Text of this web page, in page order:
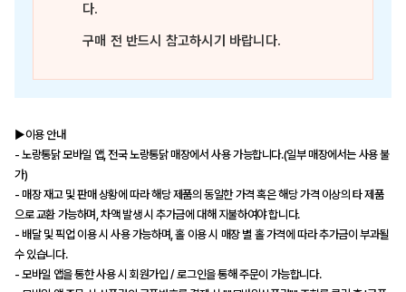
다.
구매 전 반드시 참고하시기 바랍니다.
▶이용 안내
- 노랑통닭 모바일 앱, 전국 노랑통닭 매장에서 사용 가능합니다.(일부 매장에서는 사용 불
가)
- 매장 재고 및 판매 상황에 따라 해당 제품의 동일한 가격 혹은 해당 가격 이상의 타 제품
으로 교환 가능하며, 차액 발생 시 추가금에 대해 지불하여야 합니다.
- 배달 및 픽업 이용 시 사용 가능하며, 홀 이용 시 매장 별 홀 가격에 따라 추가금이 부과될
수 있습니다.
- 모바일 앱을 통한 사용 시 회원가입 / 로그인을 통해 주문이 가능합니다.